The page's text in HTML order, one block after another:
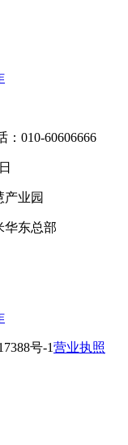
010-60606666
业园
华东总部
号-1营业执照